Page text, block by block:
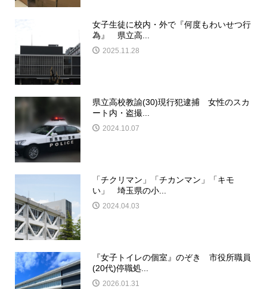
女子生徒に校内・外で『何度もわいせつ行
為』 県立高...
2025.11.28
県立高校教諭(30)現行犯逮捕 女性のスカ
ート内・盗撮...
2024.10.07
「チクリマン」「チカンマン」「キモ
い」 埼玉県の小...
2024.04.03
『女子トイレの個室』のぞき 市役所職員
(20代)停職処...
2026.01.31